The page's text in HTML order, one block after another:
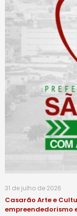
31 de julho de 2026
Casarão Arte e
empreendedorismo